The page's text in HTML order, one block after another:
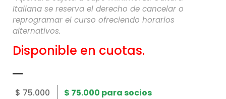
Italiana se reserva el derecho de cancelar o
reprogramar el curso ofreciendo horarios
alternativos.
Disponible en cuotas.
$ 75.000 $ 75.000 para socios